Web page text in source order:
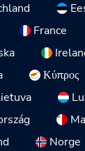
France
Κύπρος
Norge